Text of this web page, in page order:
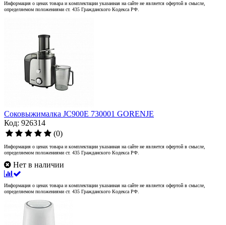
Информация о ценах товара и комплектации указанная на сайте не является офертой в смысле,
определяемом положениями ст. 435 Гражданского Кодекса РФ.
Соковыжималка JC900E 730001 GORENJE
Код: 926314
(0)
Информация о ценах товара и комплектации указанная на сайте не является офертой в смысле,
определяемом положениями ст. 435 Гражданского Кодекса РФ.
Нет в наличии
Информация о ценах товара и комплектации указанная на сайте не является офертой в смысле,
определяемом положениями ст. 435 Гражданского Кодекса РФ.